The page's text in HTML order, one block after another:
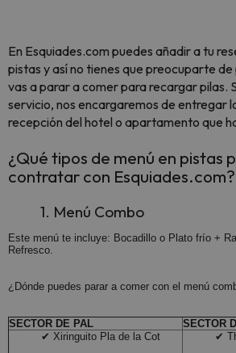
En Esquiades.com puedes añadir a tu
pistas y así no tienes que preocuparte
vas a parar a comer para recargar pilas.
servicio, nos encargaremos de entregar
recepción del hotel o apartamento que
¿Qué tipos de menú en pistas
contratar con Esquiades.com?
1. Menú Combo
Este menú te incluye: Bocadillo o Plato frío +
Refresco.
¿Dónde puedes parar a comer con el menú
SECTOR DE PAL
SECTOR
✔ Xiringuito Pla de la Cot
✔